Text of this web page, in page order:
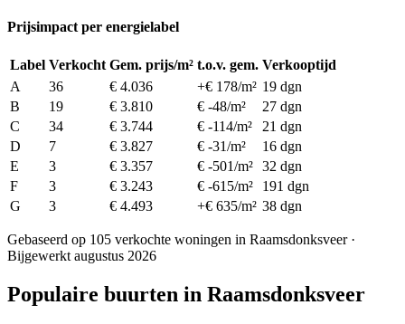
Prijsimpact per energielabel
Label Verkocht Gem. prijs/m² t.o.v. gem. Verkooptijd
A
36 € 4.036 +€ 178/m² 19 dgn
B
19 € 3.810 € -48/m²
27 dgn
C
34 € 3.744 € -114/m²
21 dgn
D
7 € 3.827 € -31/m²
16 dgn
E
3 € 3.357 € -501/m² 32 dgn
F
3 € 3.243 € -615/m²
191 dgn
G
3 € 4.493 +€ 635/m² 38 dgn
Gebaseerd op 105 verkochte woningen in Raamsdonksveer ·
Bijgewerkt augustus 2026
Populaire buurten in Raamsdonksveer